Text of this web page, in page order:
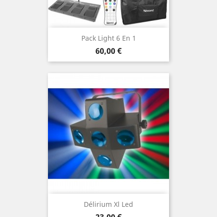
Pack Light 6 En 1
Prix
60,00 €
Délirium Xl Led